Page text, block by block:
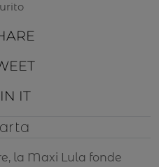
IT
la Maxi Lula fonde